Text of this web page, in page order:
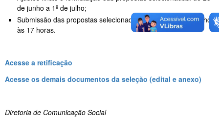
de junho a 1º de julho;
Submissão das propostas selecionadas à Finep: até 2 de julho,
às 17 horas.
Acesse a retificação
Acesse os demais documentos da seleção (edital e anexo)
Diretoria de Comunicação Social